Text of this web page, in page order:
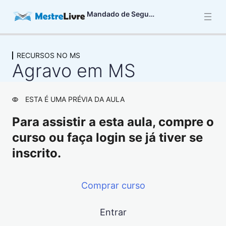
Mandado de Segurança
CARACTERÍSTICAS BÁSICAS DO MS
3 aulas
DIREITO LÍQUIDO E CERTO NO MS
6 aulas
13 aulas
PRAZO PARA IMPETRAR O MS
4 aulas
LEGITIMAÇÃO ATIVA NO MS
LEGITIMAÇÃO PASSIVA NO MS
AUTORIDADE COATORA E
RECURSOS NO MS
Agravo em MS
ESTA É UMA PRÉVIA DA AULA
Para assistir a esta aula, compre o
curso ou faça login se já tiver se
inscrito.
Comprar curso
Entrar